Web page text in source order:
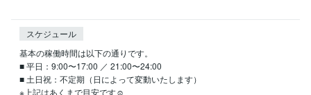
スケジュール
基本の稼働時間は以下の通りです。
■ 平日：9:00〜17:00 ／ 21:00〜24:00
■ 土日祝：不定期（日によって変動いたします）
※上記はあくまで目安です☺️